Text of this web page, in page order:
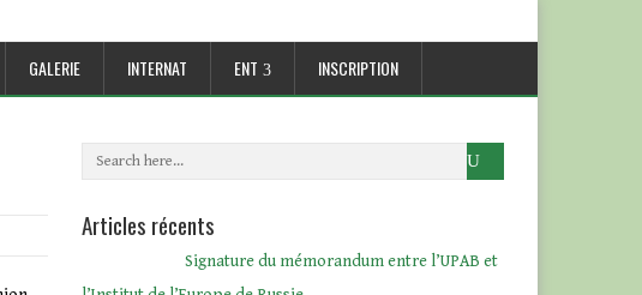
GALERIE INTERNAT ENT INSCRIPTION
Articles récents
Signature du mémorandum entre l’UPAB et